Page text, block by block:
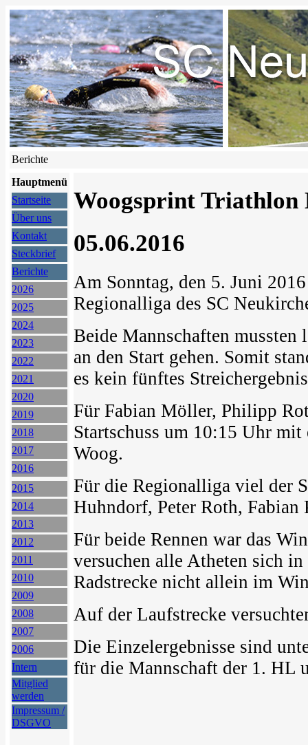
Berichte
Hauptmenü
Startseite
Über uns
Kontakt
Steckbrief
Berichte
2026
2025
2024
2023
2022
2021
2020
2019
2018
2017
2016
2015
2014
2013
2012
2011
2010
2009
2008
2007
2006
Intern
Mitglied
werden
Impressum /
DSGVO
Woogsprint Triathlon
05.06.2016
Am Sonntag, den 5. Juni
Regionalliga des SC
Beide Mannschaften
an den Start gehen. Somit
es kein fünftes
Für Fabian Möller, Philipp
Startschuss um 10:15 Uhr
Woog.
Für die Regionalliga viel der
Huhndorf, Peter Roth, Fabian
Für beide Rennen war das
versuchen alle Atheten sich
Radstrecke nicht allein im
Auf der Laufstrecke
Die Einzelergebnisse sind
für die Mannschaft der 1. HL